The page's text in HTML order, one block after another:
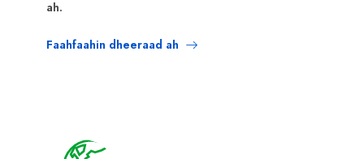
ah.
Faahfaahin dheeraad ah